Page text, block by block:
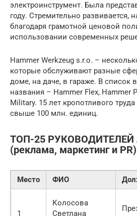
электроинструмент. Была
году. Стремительно развивается,
благодаря грамотной ценовой
использовании современных
Hammer Werkzeug s.r.o. –
которые обслуживают разные
доме, на даче, в гараже. В список
названия – Hammer Flex, Hammer
Military. 15 лет кропотливого
свыше 100 млн. единиц.
ТОП-25 РУКОВОДИТЕЛЕЙ
(реклама, маркетинг и PR)
Место ФИО
1
Колосова
Светлана